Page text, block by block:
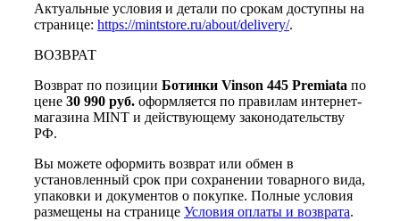
Актуальные условия и детали по срокам доступны на
странице: https://mintstore.ru/about/delivery/.
ВОЗВРАТ
Возврат по позиции Ботинки Vinson 445 Premiata по
цене 30 990 руб. оформляется по правилам интернет-
магазина MINT и действующему законодательству
РФ.
Вы можете оформить возврат или обмен в
установленный срок при сохранении товарного вида,
упаковки и документов о покупке. Полные условия
размещены на странице Условия оплаты и возврата.